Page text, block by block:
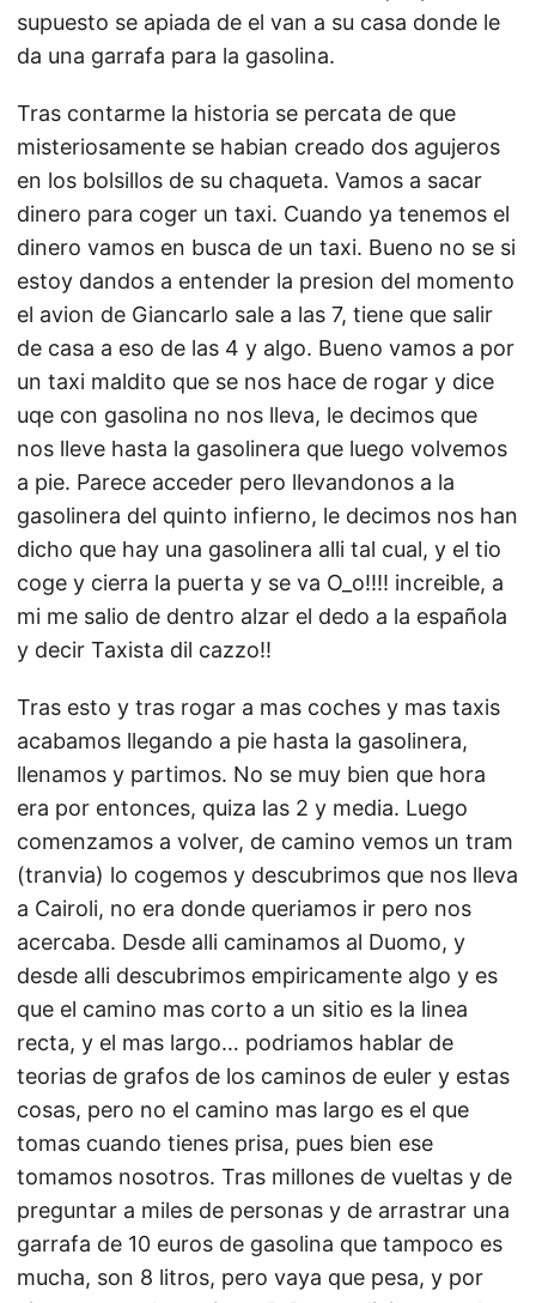
supuesto se apiada de el van a su casa donde le
da una garrafa para la gasolina.
Tras contarme la historia se percata de que
misteriosamente se habian creado dos agujeros
en los bolsillos de su chaqueta. Vamos a sacar
dinero para coger un taxi. Cuando ya tenemos el
dinero vamos en busca de un taxi. Bueno no se si
estoy dandos a entender la presion del momento
el avion de Giancarlo sale a las 7, tiene que salir
de casa a eso de las 4 y algo. Bueno vamos a por
un taxi maldito que se nos hace de rogar y dice
uqe con gasolina no nos lleva, le decimos que
nos lleve hasta la gasolinera que luego volvemos
a pie. Parece acceder pero llevandonos a la
gasolinera del quinto infierno, le decimos nos han
dicho que hay una gasolinera alli tal cual, y el tio
coge y cierra la puerta y se va O_o!!!! increible, a
mi me salio de dentro alzar el dedo a la española
y decir Taxista dil cazzo!!
Tras esto y tras rogar a mas coches y mas taxis
acabamos llegando a pie hasta la gasolinera,
llenamos y partimos. No se muy bien que hora
era por entonces, quiza las 2 y media. Luego
comenzamos a volver, de camino vemos un tram
(tranvia) lo cogemos y descubrimos que nos lleva
a Cairoli, no era donde queriamos ir pero nos
acercaba. Desde alli caminamos al Duomo, y
desde alli descubrimos empiricamente algo y es
que el camino mas corto a un sitio es la linea
recta, y el mas largo… podriamos hablar de
teorias de grafos de los caminos de euler y estas
cosas, pero no el camino mas largo es el que
tomas cuando tienes prisa, pues bien ese
tomamos nosotros. Tras millones de vueltas y de
preguntar a miles de personas y de arrastrar una
garrafa de 10 euros de gasolina que tampoco es
mucha, son 8 litros, pero vaya que pesa, y por